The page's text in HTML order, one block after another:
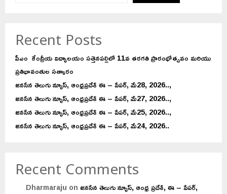
Recent Posts
పీఎం కేంద్రీయ విద్యాలయం సత్తెనపల్లిలో 11వ తరగతి ప్రారంభోత్సవం మరియు
ప్రతిభావంతుల సత్కారం
జనసేన తెలుగు న్యూస్, ఆంధ్రప్రదేశ్ ఈ – పేపర్, మే28, 2026..,
జనసేన తెలుగు న్యూస్, ఆంధ్రప్రదేశ్ ఈ – పేపర్, మే27, 2026..,
జనసేన తెలుగు న్యూస్, ఆంధ్రప్రదేశ్ ఈ – పేపర్, మే25, 2026..,
జనసేన తెలుగు న్యూస్, ఆంధ్రప్రదేశ్ ఈ – పేపర్, మే24, 2026..
Recent Comments
Dharmaraju onజనసేన తెలుగు న్యూస్, ఆంధ్ర ప్రదేశ్, ఈ – పేపర్,